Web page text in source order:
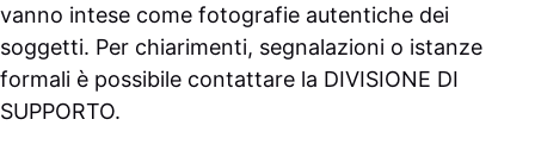
vanno intese come fotografie autentiche dei
soggetti. Per chiarimenti, segnalazioni o istanze
formali è possibile contattare la DIVISIONE DI
SUPPORTO.